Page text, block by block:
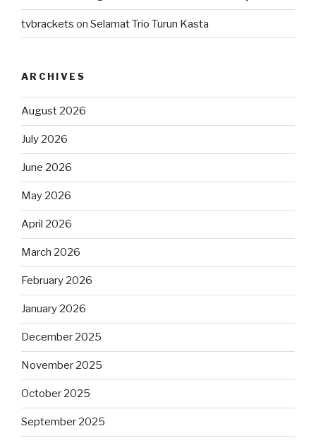
tvbrackets on Selamat Trio Turun Kasta
ARCHIVES
August 2026
July 2026
June 2026
May 2026
April 2026
March 2026
February 2026
January 2026
December 2025
November 2025
October 2025
September 2025